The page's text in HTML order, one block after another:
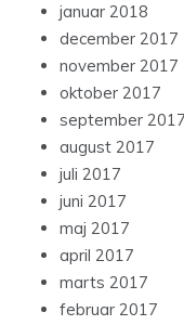
januar 2018
december 2017
november 2017
oktober 2017
september 2017
august 2017
juli 2017
juni 2017
maj 2017
april 2017
marts 2017
februar 2017